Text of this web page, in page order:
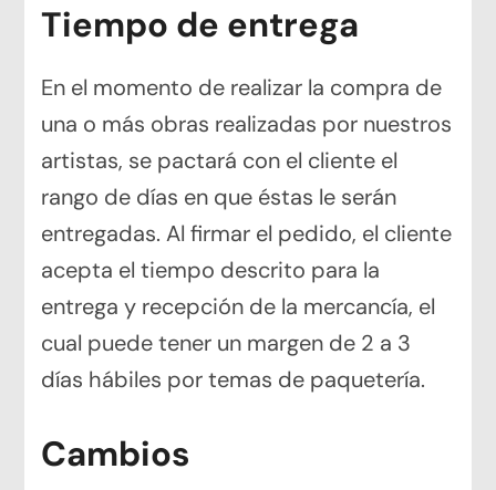
Tiempo de entrega
En el momento de realizar la compra de
una o más obras realizadas por nuestros
artistas, se pactará con el cliente el
rango de días en que éstas le serán
entregadas. Al firmar el pedido, el cliente
acepta el tiempo descrito para la
entrega y recepción de la mercancía, el
cual puede tener un margen de 2 a 3
días hábiles por temas de paquetería.
Cambios